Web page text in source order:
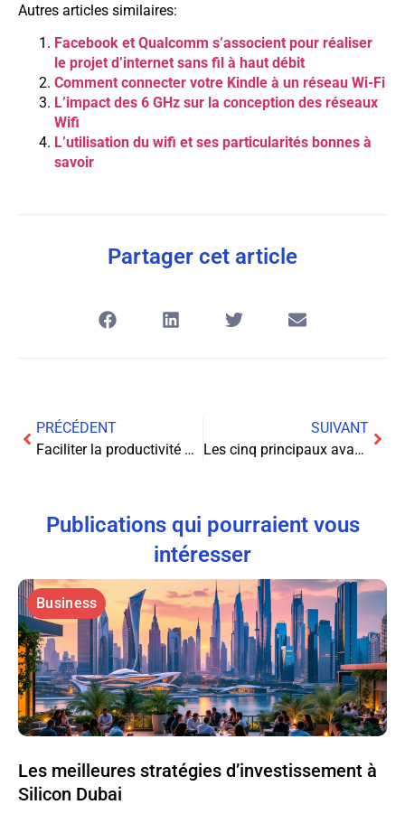
Autres articles similaires:
Facebook et Qualcomm s’associent pour réaliser
le projet d’internet sans fil à haut débit
Comment connecter votre Kindle à un réseau Wi-Fi
L’impact des 6 GHz sur la conception des réseaux
Wifi
L’utilisation du wifi et ses particularités bonnes à
savoir
Partager cet article
PRÉCÉDENT
Faciliter la productivité par les outils Cloud gratuits de Microsoft
SUIVANT
Les cinq principaux avantages de la blockchain qui transforment votre entreprise
Publications qui pourraient vous
intéresser
Business
Les meilleures stratégies d’investissement à
Silicon Dubai